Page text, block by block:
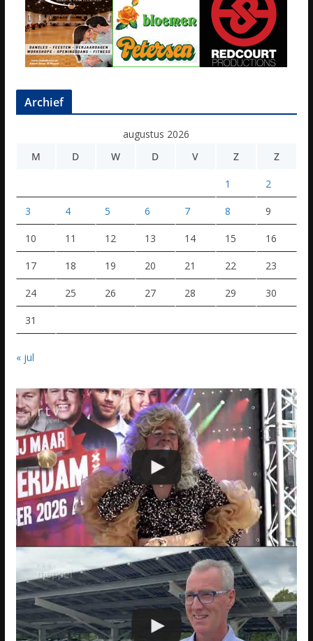
Archief
augustus 2026
M
D W D V Z Z
1 2
3 4 5 6 7 8 9
10 11 12 13 14 15 16
17 18 19 20 21 22 23
24 25 26 27 28 29 30
31
« jul